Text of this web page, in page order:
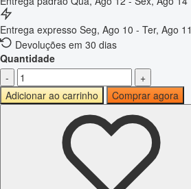
Entrega expresso Seg, Ago 10 - Ter, Ago 11
Devoluções em 30 dias
Quantidade
-
+
Adicionar ao carrinho
Comprar agora